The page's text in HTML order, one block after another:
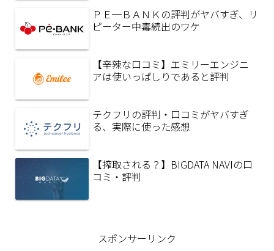
ＰＥ─ＢＡＮＫの評判がヤバすぎ、リ
ピーター中毒続出のワケ
【辛辣な口コミ】エミリーエンジニ
アは使いっぱしりであると評判
テクフリの評判・口コミがヤバすぎ
る、実際に使った感想
【搾取される？】BIGDATA NAVIの口
コミ・評判
スポンサーリンク